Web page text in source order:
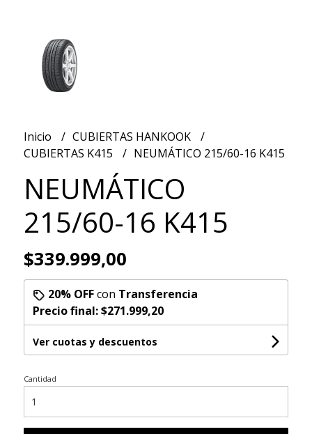
Inicio
CUBIERTAS HANKOOK
CUBIERTAS K415
NEUMÁTICO 215/60-16 K415
NEUMÁTICO
215/60-16 K415
$339.999,00
20% OFFcon Transferencia
Precio final:$271.999,20
Ver cuotas y descuentos
Cantidad